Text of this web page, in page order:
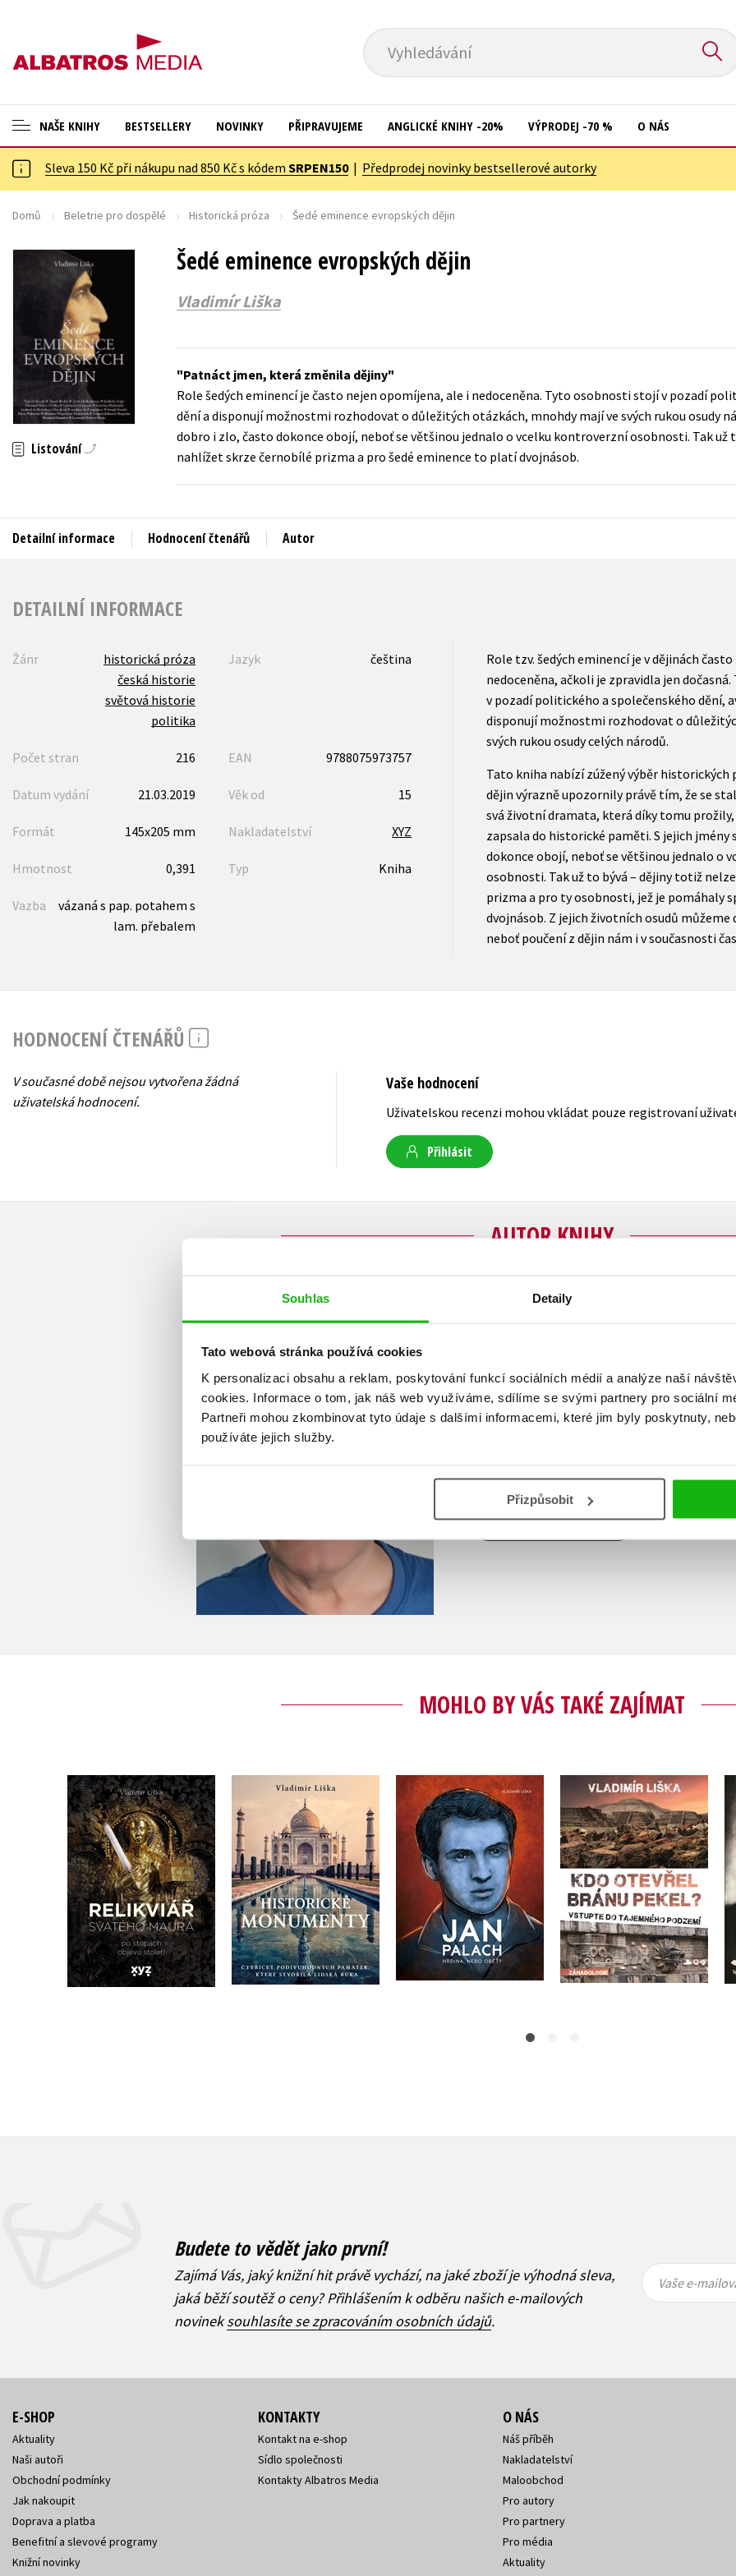
Souhlas Detaily
Tato webová stránka používá cookies
K personalizaci obsahu a reklam, poskytování funkcí sociálních médií a analýze naší
cookies. Informace o tom, jak náš web využíváme, sdílíme se svými partnery pro sociální
Partneři mohou zkombinovat tyto údaje s dalšími informacemi, které jim byly poskytnuty,
používáte jejich služby.
Přizpůsobit
Vyhledávání
NAŠE KNIHY
ANGLICKÉ KNIHY -20 %
VÝPRODEJ -70 %
ASTERIX S DÁRKEM
🎁DÁRKOVÉ PUBLIKACE
✉️ DÁRKOVÉ POUKAZY
Auto - moto
Beletrie pro děti
Cestování
Dárkové publikace
Digitální fotografie
Esoterika a duchovní svět
Jazyky
Kalendáře
Kariéra a osobní rozvoj
Kuchařky
New Adult
Ostatní
Populárně - naučné pro děti
Předškoláci
Příroda a zahrada
Young adult (SK)
Zahraniční literatura
BESTSELLERY NOVINKY PŘIPRAVUJEME ANGLICKÉ KNIHY -20% VÝPRODEJ -70 % O NÁS
Sleva 150 Kč při nákupu nad 850 Kč s kódem SRPEN150| Předprodej novinky bestsellerové autorky
Domů Beletrie pro dospělé Historická próza Šedé eminence evropských dějin
Šedé eminence evropských dějin
Vladimír Liška
Listování
Patnáct jmen, která změnila dějiny
Role šedých eminencí je často nejen opomíjena, ale i nedoceněna. Tyto osobnosti stojí v pozadí
dění a disponují možnostmi rozhodovat o důležitých otázkách, mnohdy mají ve svých rukou osudy
dobro i zlo, často dokonce obojí, neboť se většinou jednalo o vcelku kontroverzní osobnosti. Tak už
nahlížet skrze černobílé prizma a pro šedé eminence to platí dvojnásob.
Detailní informace Hodnocení čtenářů Autor
DETAILNÍ INFORMACE
Žánr
historická próza
česká historie
světová historie
politika
Jazyk čeština
Počet stran 216 EAN 9788075973757
Datum vydání 21.03.2019 Věk od 15
Formát 145x205 mm Nakladatelství XYZ
Hmotnost 0,391 Typ Kniha
Vazba
vázaná s pap. potahem s
lam. přebalem
Role tzv. šedých eminencí je v dějinách
nedoceněna, ačkoli je zpravidla jen
v pozadí politického a společenského dění,
disponují možnostmi rozhodovat o
svých rukou osudy celých národů.
Tato kniha nabízí zúžený výběr historických
dějin výrazně upozornily právě tím, že se
svá životní dramata, která díky tomu
zapsala do historické paměti. S jejich jmény
dokonce obojí, neboť se většinou jednalo o
osobnosti. Tak už to bývá – dějiny totiž
prizma a pro ty osobnosti, jež je pomáhaly
dvojnásob. Z jejich životních osudů
neboť poučení z dějin nám i v současnosti
HODNOCENÍ ČTENÁŘŮ
V současné době nejsou vytvořena žádná
uživatelská hodnocení.
Vaše hodnocení
Uživatelskou recenzi mohou vkládat pouze registrovaní
Přihlásit
AUTOR KNIHY
Vladimír Liška
století patřil k zakladatelům Československé
která se zaměřovala na propagaci
parapsychologie, psychotroniky a řešení
Zobrazit profil autora
MOHLO BY VÁS TAKÉ ZAJÍMAT
Relikviář svatého
Maura
Vladimír Liška
Do košíku
269 Kč
215 Kč
Historické monumenty
Vladimír Liška
Do košíku
399 Kč
319 Kč
Jan Palach
Vladimír Liška
Do košíku
249 Kč
199 Kč
Kdo otevřel bránu
pekel?
Vladimír Liška
Do košíku
299 Kč
239 Kč
Budete to vědět jako první!
Zajímá Vás, jaký knižní hit právě vychází, na jaké zboží je výhodná sleva,
jaká běží soutěž o ceny? Přihlášením k odběru našich e-mailových
novineksouhlasíte se zpracováním osobních údajů.
Vaše e-
mailová
Vaše e-
mailová
Vaše e-
E-SHOP
Aktuality
Naši autoři
Obchodní podmínky
Jak nakoupit
Doprava a platba
Benefitní a slevové programy
Knižní novinky
KONTAKTY
Kontakt na e-shop
Sídlo společnosti
Kontakty Albatros Media
O NÁS
Náš příběh
Nakladatelství
Maloobchod
Pro autory
Pro partnery
Pro média
Aktuality